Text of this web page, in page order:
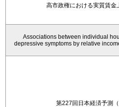
高市政権における実質賃金
Associations between individual
depressive symptoms by relative
第227回日本経済予測（